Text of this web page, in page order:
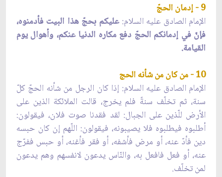
9 - إدمان الحجّ
الإمام الصادق عليه السلام:عليكم بحجّ هذا البيت فأدمنوه،
فإنّ في إدمانكم الحجّ دفع مكاره الدنيا عنكم، وأهوال يوم
القيامة.
10 - من كان من شأنه الحج
الإمام الصادق عليه السلام: إذا كان الرجل من شأنه الحجّ كلّ
سنة، ثم تخلّف سنةً فلم يخرج، قالت الملائكة الذين على
الأرض للّذين على الجبال: لقد فقدنا صوت فلان، فيقولون:
أطلبوه فيطلبوه فلا يصيبونه، فيقولون: اللّهم إن كان حبسه
دين فأدّ عنه، أو مرض فأشفه، أو فقر فأغنه، أو حبس ففرّج
عنه، أو فعل فافعل به، والنّاس يدعون لانفسهم وهم يدعون
لمن تخلّف.